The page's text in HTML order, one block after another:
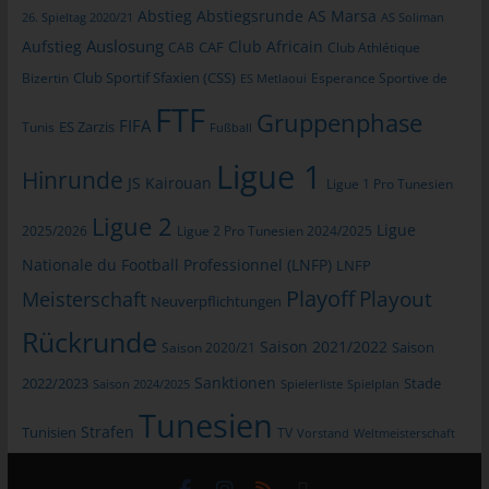
26. Spieltag 2020/21 Abstieg Abstiegsrunde AS Marsa AS Soliman
Aufstieg Auslosung CAB CAF Club Africain Club Athlétique
Bizertin Club Sportif Sfaxien (CSS) ES Metlaoui Esperance Sportive de
Tunis ES Zarzis FIFA FTF Fußball Gruppenphase
Hinrunde JS Kairouan Ligue 1 Ligue 1 Pro Tunesien
2025/2026 Ligue 2 Ligue 2 Pro Tunesien 2024/2025 Ligue
Nationale du Football Professionnel (LNFP) LNFP
Meisterschaft Neuverpflichtungen Playoff Playout
Rückrunde Saison 2020/21 Saison 2021/2022 Saison
2022/2023 Saison 2024/2025 Sanktionen Spielerliste Spielplan Stade
Tunisien Strafen Tunesien TV Vorstand Weltmeisterschaft
wird. Die von der betroffenen Person eingegebenen
personenbezogenen Daten werden ausschließlich für die
interne Verwendung bei dem für die Verarbeitung
gespeichert. Der für die Verarbeitung Verantwortliche kann die
beispielsweise einen Paketdienstleister, veranlassen, der die
personenbezogenen Daten ebenfalls ausschließlich für eine
interne Verwendung, die dem für die Verarbeitung
Verantwortlichen zuzurechnen ist, nutzt.
Verarbeitung Verantwortlichen wird ferner die vom Internet-
Service-Provider (ISP) der betroffenen Person vergebene IP-
Adresse, das Datum sowie die Uhrzeit der Registrierung
gespeichert. Die Speicherung dieser Daten erfolgt vor dem
verhindert werden kann, und diese Daten im Bedarfsfall